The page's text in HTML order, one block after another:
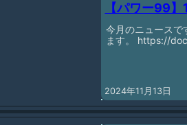
【パワー99
今月のニュースで
ます。 https://
2024年11月13日